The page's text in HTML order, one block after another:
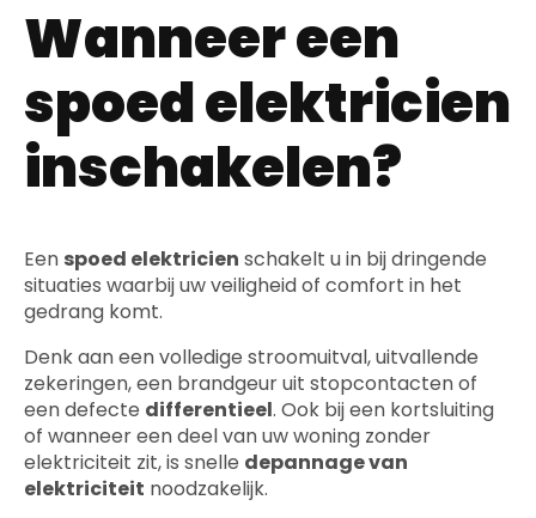
Wanneer een
spoed elektricien
inschakelen?
Een spoed elektricien schakelt u in bij dringende
situaties waarbij uw veiligheid of comfort in het
gedrang komt.
Denk aan een volledige stroomuitval, uitvallende
zekeringen, een brandgeur uit stopcontacten of
een defecte differentieel. Ook bij een kortsluiting
of wanneer een deel van uw woning zonder
elektriciteit zit, is snelle depannage van
elektriciteit noodzakelijk.